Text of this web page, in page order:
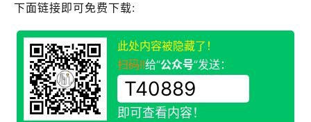
下面链接即可免费下载:
此处内容被隐藏了！
扫码!!给“公众号”发送：
即可查看内容！